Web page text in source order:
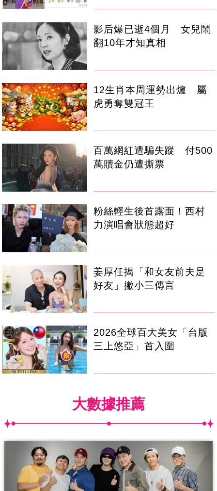
影后爆已逝4個月 女兒鬧
翻10年才知真相
12生肖本周運勢出爐 屬
虎勇奪雙冠王
百萬網紅遭騙失蹤 付500
萬贖金仍遭撕票
粉絲輕生後首露面！西村
力演唱會狀態超好
姜厚任揭「和女友前夫是
好友」撇小三傳言
2026全球百大美女「台版
三上悠亞」首入圍
大數據推薦